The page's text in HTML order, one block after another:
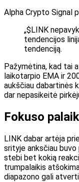
Alpha Crypto Signal
„$LINK
tendencijos
tendenciją.
Pažymėtina, kad tai
laikotarpio EMA ir
aukščiau dabartinės
dar nepasikeitė
Fokuso
LINK dabar artėja
srityje anksčiau
stebi bet kokią
trumpalaikis
diapazono gali